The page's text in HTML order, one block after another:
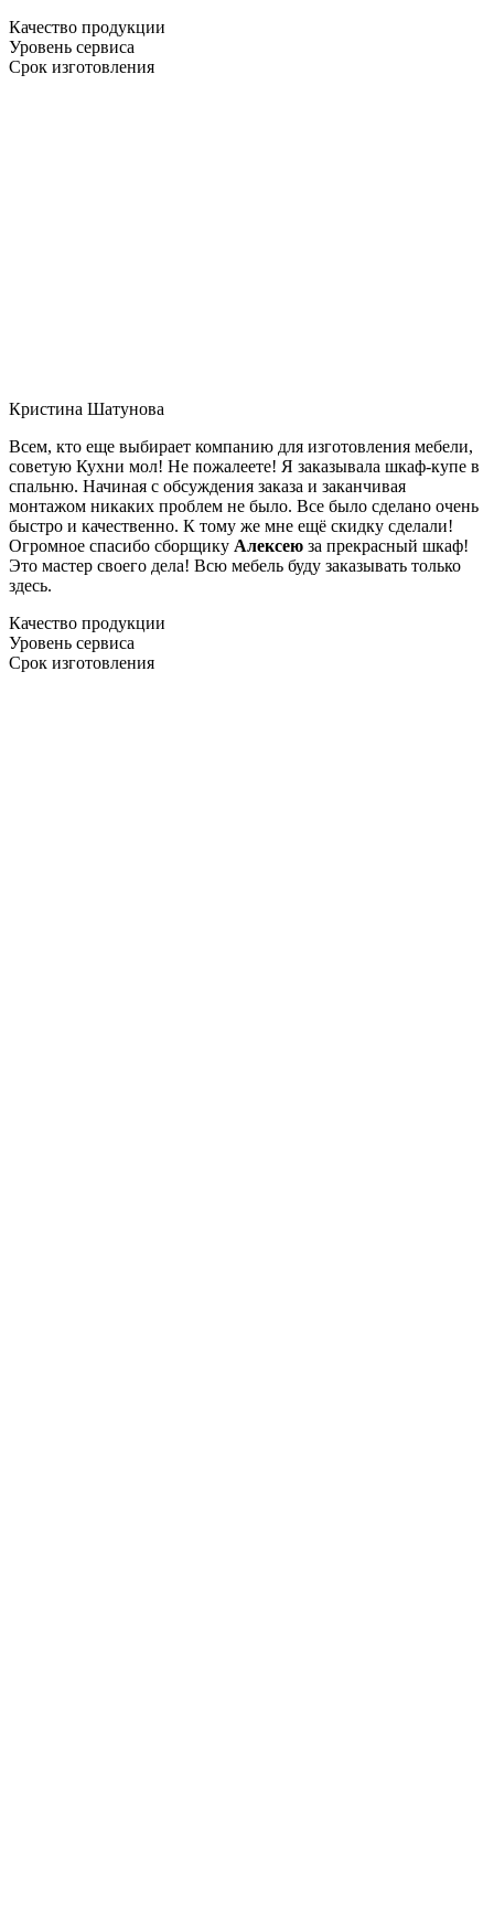
Качество продукции
Уровень сервиса
Срок изготовления
Кристина Шатунова
Всем, кто еще выбирает компанию для изготовления мебели,
советую Кухни мол! Не пожалеете! Я заказывала шкаф-купе в
спальню. Начиная с обсуждения заказа и заканчивая
монтажом никаких проблем не было. Все было сделано очень
быстро и качественно. К тому же мне ещё скидку сделали!
Огромное спасибо сборщику Алексею за прекрасный шкаф!
Это мастер своего дела! Всю мебель буду заказывать только
здесь.
Качество продукции
Уровень сервиса
Срок изготовления